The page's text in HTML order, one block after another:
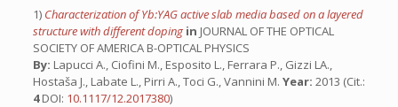
1) Characterization of Yb:YAG active slab media based on a layered
structure with different doping in JOURNAL OF THE OPTICAL
SOCIETY OF AMERICA B-OPTICAL PHYSICS
By: Lapucci A., Ciofini M., Esposito L., Ferrara P., Gizzi LA.,
Hostaša J., Labate L., Pirri A., Toci G., Vannini M. Year: 2013 (Cit.:
4DOI: 10.1117/12.2017380)